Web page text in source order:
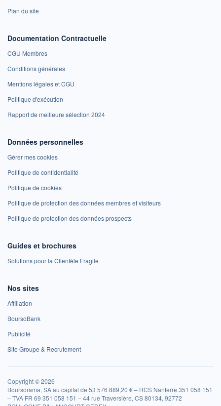
Plan du site
Documentation Contractuelle
CGU Membres
Conditions générales
Mentions légales et CGU
Politique d'exécution
Rapport de meilleure sélection 2024
Données personnelles
Gérer mes cookies
Politique de confidentialité
Politique de cookies
Politique de protection des données membres et visiteurs
Politique de protection des données prospects
Guides et brochures
Solutions pour la Clientèle Fragile
Nos sites
Affiliation
BoursoBank
Publicité
Site Groupe & Recrutement
Copyright © 2026
Boursorama, SA au capital de 53 576 889,20 € – RCS Nanterre 351 058 151
– TVA FR 69 351 058 151 – 44 rue Traversière, CS 80134, 92772